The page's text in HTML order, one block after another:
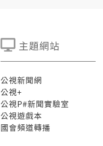
主題網站
公視新聞網
公視+
公視P#新聞實驗室
公視遊戲本
國會頻道轉播